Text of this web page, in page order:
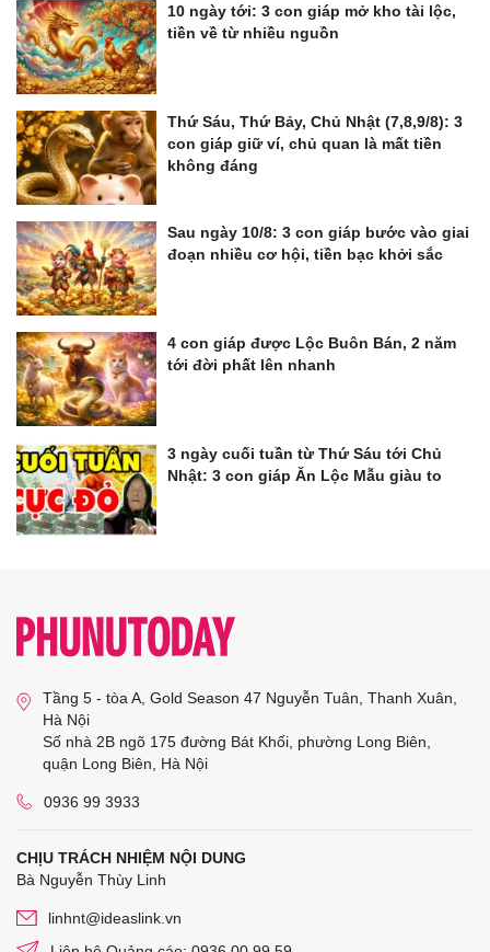
10 ngày tới: 3 con giáp mở kho tài lộc,
tiền về từ nhiều nguồn
Thứ Sáu, Thứ Bảy, Chủ Nhật (7,8,9/8): 3
con giáp giữ ví, chủ quan là mất tiền
không đáng
Sau ngày 10/8: 3 con giáp bước vào giai
đoạn nhiều cơ hội, tiền bạc khởi sắc
4 con giáp được Lộc Buôn Bán, 2 năm
tới đời phất lên nhanh
3 ngày cuối tuần từ Thứ Sáu tới Chủ
Nhật: 3 con giáp Ăn Lộc Mẫu giàu to
Tầng 5 - tòa A, Gold Season 47 Nguyễn Tuân, Thanh Xuân,
Hà Nội
Số nhà 2B ngõ 175 đường Bát Khối, phường Long Biên,
quận Long Biên, Hà Nội
0936 99 3933
CHỊU TRÁCH NHIỆM NỘI DUNG
Bà Nguyễn Thùy Linh
linhnt@ideaslink.vn